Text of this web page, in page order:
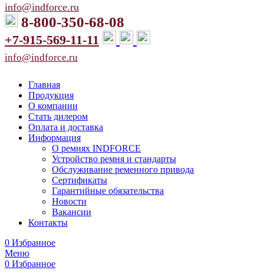
info@indforce.ru
8-800-350-68-08
+7-915-569-11-11
info@indforce.ru
Главная
Продукция
О компании
Стать дилером
Оплата и доставка
Информация
О ремнях INDFORCE
Устройство ремня и стандарты
Обслуживание ременного привода
Сертификаты
Гарантийные обязательства
Новости
Вакансии
Контакты
0 Избранное
Меню
0 Избранное